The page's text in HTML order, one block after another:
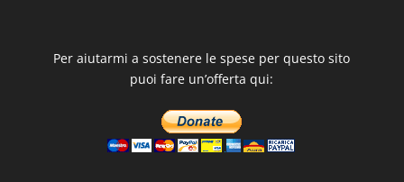
Per aiutarmi a sostenere le spese per questo sito
puoi fare un’offerta qui: